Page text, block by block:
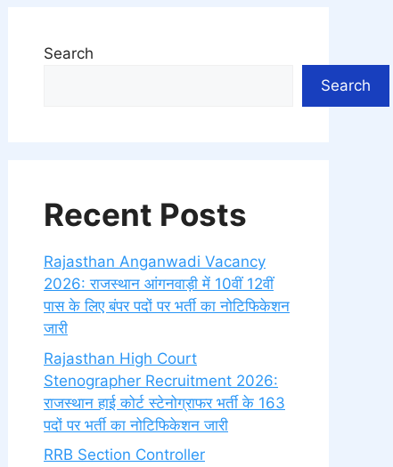
Search
Search
Recent Posts
Rajasthan Anganwadi Vacancy
2026: राजस्थान आंगनवाड़ी में 10वीं 12वीं
पास के लिए बंपर पदों पर भर्ती का नोटिफिकेशन
जारी
Rajasthan High Court
Stenographer Recruitment 2026:
राजस्थान हाई कोर्ट स्टेनोग्राफर भर्ती के 163
पदों पर भर्ती का नोटिफिकेशन जारी
RRB Section Controller